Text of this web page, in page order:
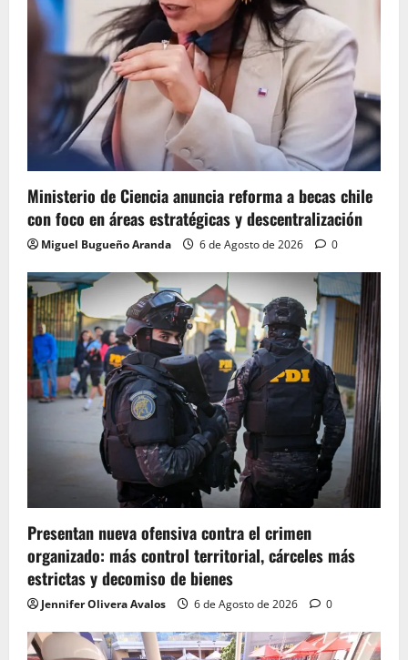
Ministerio de Ciencia anuncia reforma a becas chile
con foco en áreas estratégicas y descentralización
Miguel Bugueño Aranda 6 de Agosto de 2026 0
Presentan nueva ofensiva contra el crimen
organizado: más control territorial, cárceles más
estrictas y decomiso de bienes
Jennifer Olivera Avalos 6 de Agosto de 2026 0